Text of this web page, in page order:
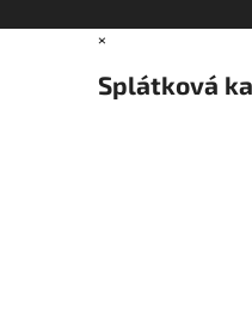
×
Splátková